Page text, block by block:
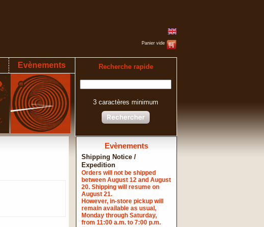
Panier vide
Evènements Recherche rapide
3 caractères minimum
Rechercher
Evènements
Shipping Notice /
Expedition
Orders will not be shipped
between August 12 and August
20. Shipping will resume on
August 21.
However, in-store pickup will
remain available as usual,
Monday through Saturday,
from 11:00 a.m. to 7:00 p.m.